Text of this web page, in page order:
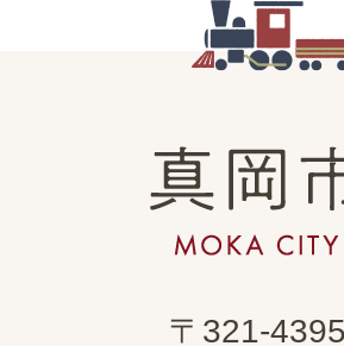
真
岡
市
〒321-